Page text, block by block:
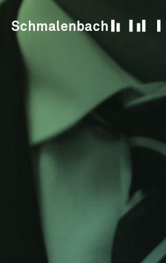
Skip to content
Schmalenbach